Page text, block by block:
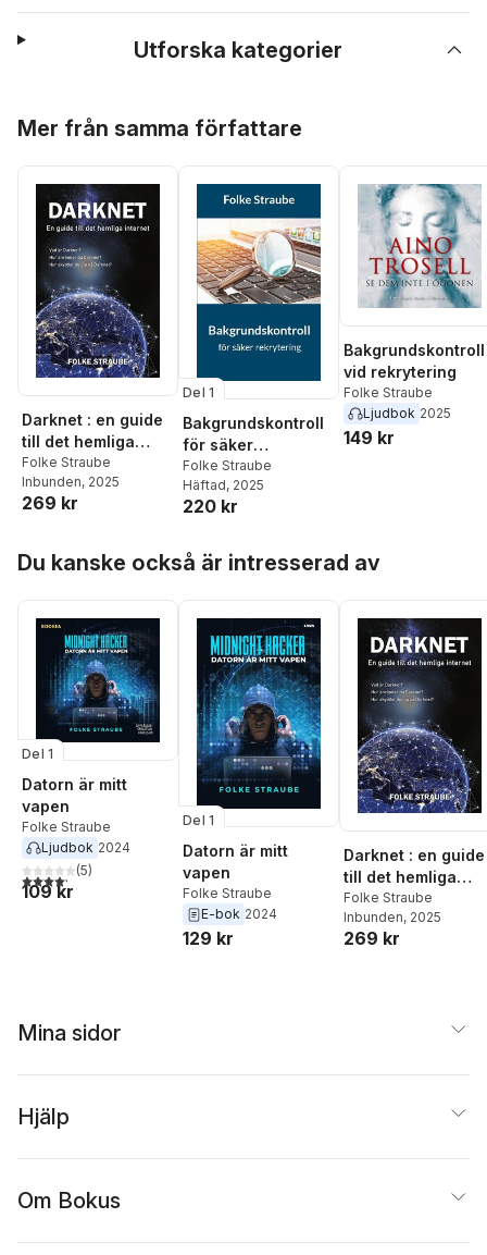
Utforska kategorier
Mer från samma författare
Darknet : en guide
till det hemliga
internet
Folke Straube
Inbunden, 2025
269 kr
Del 1
Bakgrundskontroll
för säker
rekrytering
Folke Straube
Häftad, 2025
220 kr
Bakgrundskontroll
vid rekrytering
Folke Straube
Ljudbok 2025
149 kr
Du kanske också är intresserad av
Del 1
Datorn är mitt
vapen
Folke Straube
Ljudbok 2024
4,2utav 5 stjärnor. Totalt antal röster:
(5)
109 kr
Del 1
Datorn är mitt
vapen
Folke Straube
E-bok 2024
129 kr
Darknet : en guide
till det hemliga
internet
Folke Straube
Inbunden, 2025
269 kr
Mina sidor
Hjälp
Om Bokus